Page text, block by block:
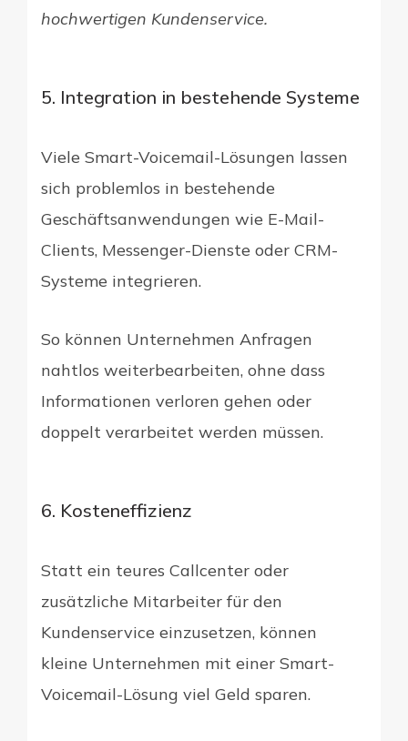
hochwertigen Kundenservice.
5. Integration in bestehende Systeme
Viele Smart-Voicemail-Lösungen lassen
sich problemlos in bestehende
Geschäftsanwendungen wie E-Mail-
Clients, Messenger-Dienste oder CRM-
Systeme integrieren.
So können Unternehmen Anfragen
nahtlos weiterbearbeiten, ohne dass
Informationen verloren gehen oder
doppelt verarbeitet werden müssen.
6. Kosteneffizienz
Statt ein teures Callcenter oder
zusätzliche Mitarbeiter für den
Kundenservice einzusetzen, können
kleine Unternehmen mit einer Smart-
Voicemail-Lösung viel Geld sparen.